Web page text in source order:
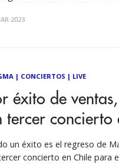
2023
| CONCIERTOS | LIVE
éxito de
tercer concierto
un éxito es el regreso de
concierto en Chile para